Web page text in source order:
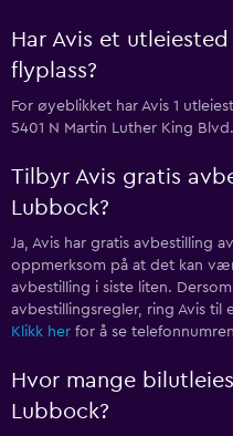
Har Avis et
flyplass?
For øyeblikket har Avis 1
5401 N Martin Luther King Blvd.
Tilbyr Avis gratis
Lubbock?
Ja, Avis har gratis avbestilling
oppmerksom på at det kan
avbestilling i siste liten.
avbestillingsregler, ring Avis til
Klikk her for å se
Hvor mange
Lubbock?